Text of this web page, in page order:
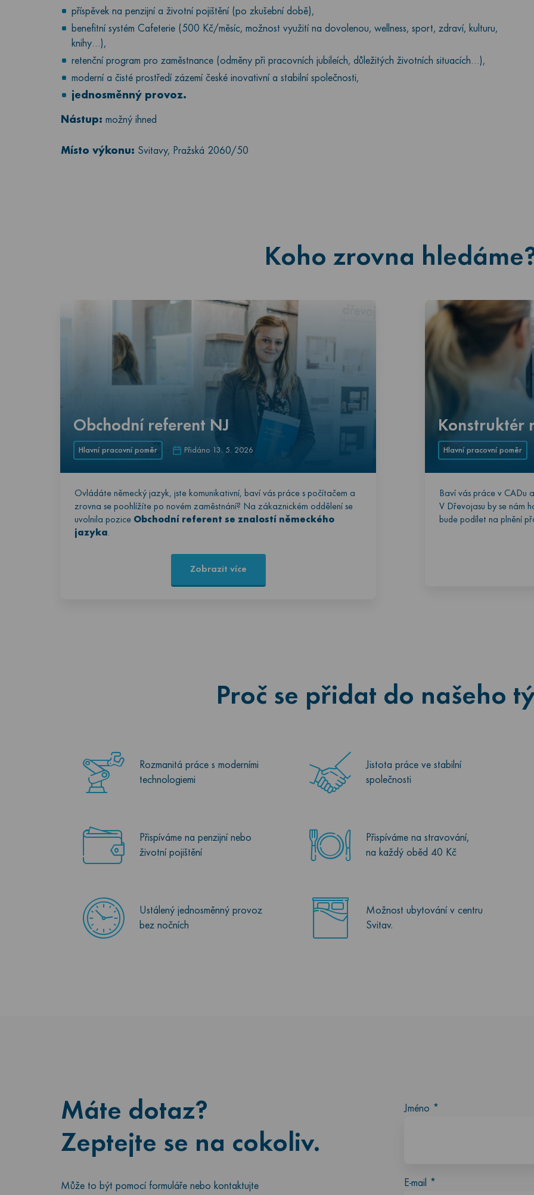
příspěvek na penzijní a životní pojištění (po zkušební době),
benefitní systém Cafeterie (500 Kč/měsíc, možnost využití na dovolenou, wellness, sport, zdraví, kulturu,
knihy…),
retenční program pro zaměstnance (odměny při pracovních jubileích, důležitých životních situacích…),
moderní a čisté prostředí zázemí české inovativní a stabilní společnosti,
jednosměnný provoz.
Nástup: možný ihned
Místo výkonu: Svitavy, Pražská 2060/50
Koho zrovna
Obchodní referent NJ
Hlavní pracovní poměr Přidáno 13. 5. 2026
Ovládáte německý jazyk, jste komunikativní, baví vás práce s počítačem a
zrovna se poohlížíte po novém zaměstnání? Na zákaznickém oddělení se
uvolnila pozice Obchodní referent se znalostí německého
jazyka.
Zobrazit více
Konstruktér
Hlavní pracovní poměr
Baví vás práce v CADu
V Dřevojasu by se nám
bude podílet na plnění
Proč se přidat do našeho
Rozmanitá práce s moderními
technologiemi
Jistota práce ve stabilní
společnosti
Přispíváme na penzijní nebo
životní pojištění
Přispíváme na stravování,
na každý oběd 40 Kč
Ustálený jednosměnný provoz
bez nočních
Možnost ubytování v centru
Svitav.
Máte dotaz?
Zeptejte se na cokoliv.
Může to být pomocí formuláře nebo kontaktujte
Jméno *
E-mail *